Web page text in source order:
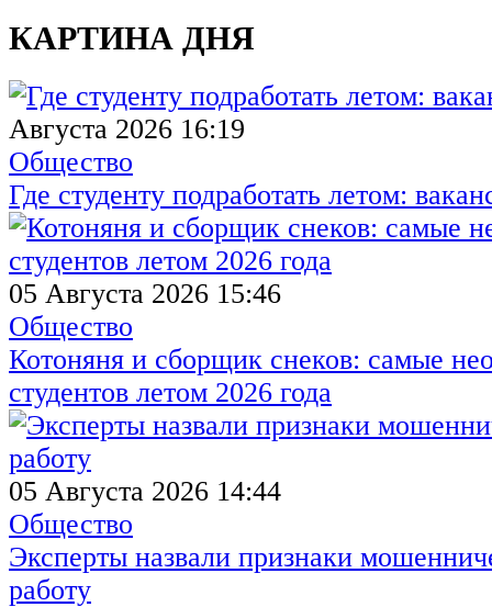
КАРТИНА ДНЯ
Августа 2026 16:19
Общество
Где студенту подработать летом:
05 Августа 2026 15:46
Общество
Котоняня и сборщик снеков: самые
студентов летом 2026 года
05 Августа 2026 14:44
Общество
Эксперты назвали признаки
работу